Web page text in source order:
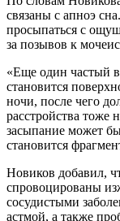
связаны с апноэ
просыпаться с
за позывов к
«Еще один частый
становится
ночи, после чего
расстройства тоже
засыпание может
становится
Новиков добавил,
спровоцированы
сосудистыми
астмой, а также